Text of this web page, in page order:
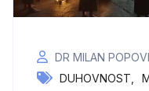
DR MILAN
DUHOVNOST